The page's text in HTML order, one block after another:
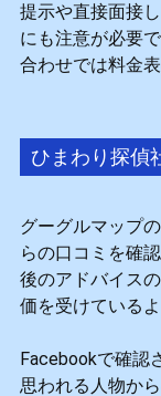
提示や直接面接
にも注意が必要
合わせでは料金
ひまわり探偵
グーグルマップ
らの口コミを確
後のアドバイス
価を受けている
Facebookで確認
思われる人物か